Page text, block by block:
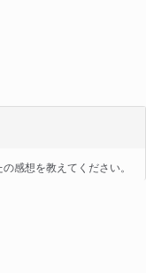
感想を教えてください。